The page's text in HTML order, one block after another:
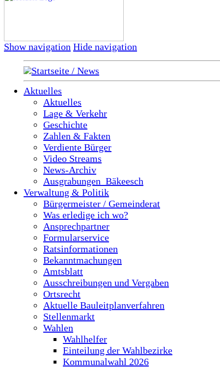
Show navigation Hide navigation
Startseite / News
Aktuelles
Aktuelles
Lage & Verkehr
Geschichte
Zahlen & Fakten
Verdiente Bürger
Video Streams
News-Archiv
Ausgrabungen_Bäkeesch
Verwaltung & Politik
Bürgermeister / Gemeinderat
Was erledige ich wo?
Ansprechpartner
Formularservice
Ratsinformationen
Bekanntmachungen
Amtsblatt
Ausschreibungen und Vergaben
Ortsrecht
Aktuelle Bauleitplanverfahren
Stellenmarkt
Wahlen
Wahlhelfer
Einteilung der Wahlbezirke
Kommunalwahl 2026